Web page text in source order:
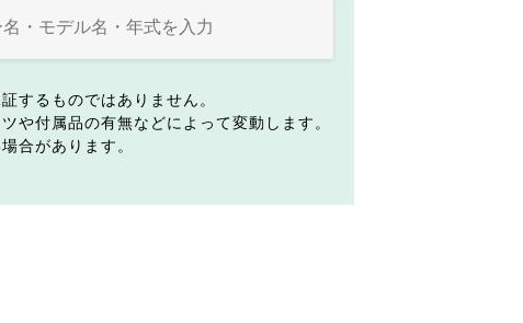
するものではありません。
や付属品の有無などによって変動します。
合があります。